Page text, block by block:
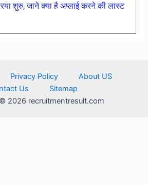
शुरु, जाने क्या है अप्लाई करने की लास्ट
Privacy Policy
About US
Us
Sitemap
2026 recruitmentresult.com